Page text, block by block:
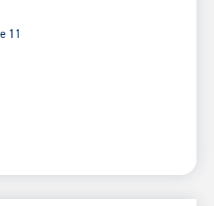
11